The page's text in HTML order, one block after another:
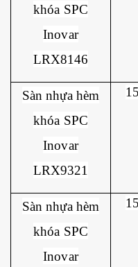
khóa SPC
Inovar
LRX8146
Sàn nhựa hèm
khóa SPC
Inovar
LRX9321
Sàn nhựa hèm
khóa SPC
Inovar